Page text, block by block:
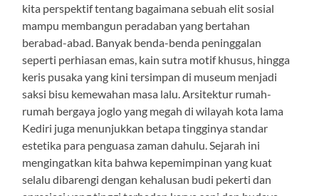
kita perspektif tentang bagaimana sebuah elit sosial
mampu membangun peradaban yang bertahan
berabad-abad. Banyak benda-benda peninggalan
seperti perhiasan emas, kain sutra motif khusus, hingga
keris pusaka yang kini tersimpan di museum menjadi
saksi bisu kemewahan masa lalu. Arsitektur rumah-
rumah bergaya joglo yang megah di wilayah kota lama
Kediri juga menunjukkan betapa tingginya standar
estetika para penguasa zaman dahulu. Sejarah ini
mengingatkan kita bahwa kepemimpinan yang kuat
selalu dibarengi dengan kehalusan budi pekerti dan